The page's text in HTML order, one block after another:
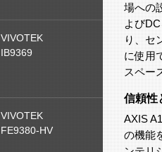
場への
よび
り、セ
に使用
スペー
信頼性
AXIS
の機能
VIVOTEK
IB9369
VIVOTEK
FE9380-HV